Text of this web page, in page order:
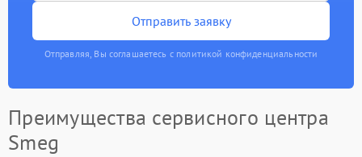
Отправить заявку
Отправляя, Вы соглашаетесь с политикой конфиденциальности
Преимущества сервисного центра
Smeg